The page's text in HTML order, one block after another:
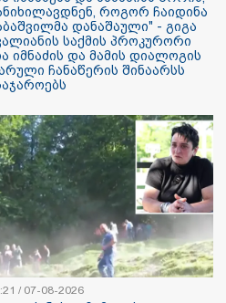
ამ
შვილს
იმნაძე
რაც მოხდა,
ფარულ
იმნაძე
და
"მოვიპოვეთ
ნია იმნაძესა
გაბაშვილმა
ავალიანის
ნია იმნაძის
ფარული
ასაჯაროებს
როგორ ჩაიდინა
დანაშაული" - გიგა
საქმის პროკურორი
იმნაძის და მამის დიალოგის
ჩანაწერის შინაარსს
/ 07-08-2026